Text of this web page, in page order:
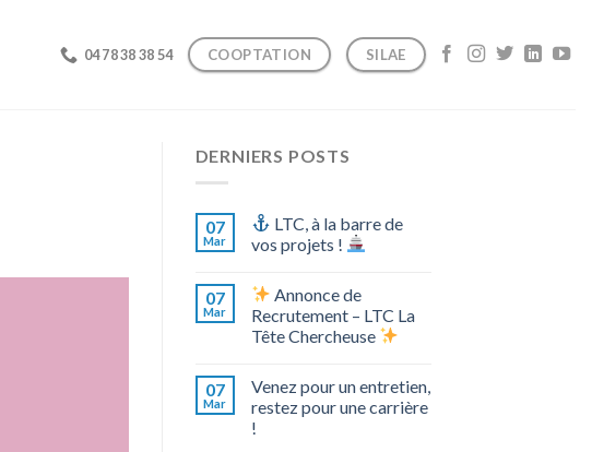
04 78 38 38 54 COOPTATION SILAE
DERNIERS POSTS
07
Mar
LTC, à la barre de
vos projets !
07
Mar
Annonce de
Recrutement – LTC La
Tête Chercheuse
07
Mar
Venez pour un entretien,
restez pour une carrière
!